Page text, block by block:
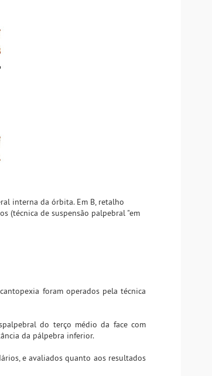
interna da órbita. Em B, retalho
(técnica de suspensão palpebral "em
foram operados pela técnica
do terço médio da face com
da pálpebra inferior.
e avaliados quanto aos resultados